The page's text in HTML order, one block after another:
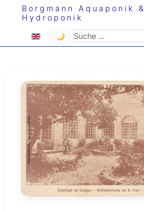
Borgmann Aquaponik &
Hydroponik
Sprache auswählen
🌙 Suchen